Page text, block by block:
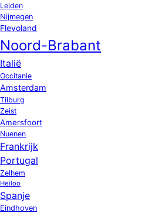
Leiden
Nijmegen
Flevoland
Noord-Brabant
Italië
Occitanie
Amsterdam
Tilburg
Zeist
Amersfoort
Nuenen
Frankrijk
Portugal
Zelhem
Heiloo
Spanje
Eindhoven